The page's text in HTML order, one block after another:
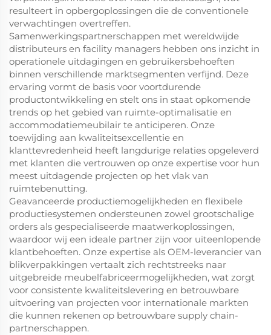
resulteert in opbergoplossingen die de conventionele
verwachtingen overtreffen.
Samenwerkingspartnerschappen met wereldwijde
distributeurs en facility managers hebben ons inzicht in
operationele uitdagingen en gebruikersbehoeften
binnen verschillende marktsegmenten verfijnd. Deze
ervaring vormt de basis voor voortdurende
productontwikkeling en stelt ons in staat opkomende
trends op het gebied van ruimte-optimalisatie en
accommodatiemeubilair te anticiperen. Onze
toewijding aan kwaliteitsexcellentie en
klanttevredenheid heeft langdurige relaties opgeleverd
met klanten die vertrouwen op onze expertise voor hun
meest uitdagende projecten op het vlak van
ruimtebenutting.
Geavanceerde productiemogelijkheden en flexibele
productiesystemen ondersteunen zowel grootschalige
orders als gespecialiseerde maatwerkoplossingen,
waardoor wij een ideale partner zijn voor uiteenlopende
klantbehoeften. Onze expertise als OEM-leverancier van
blikverpakkingen vertaalt zich rechtstreeks naar
uitgebreide meubelfabriceermogelijkheden, wat zorgt
voor consistente kwaliteitslevering en betrouwbare
uitvoering van projecten voor internationale markten
die kunnen rekenen op betrouwbare supply chain-
partnerschappen.